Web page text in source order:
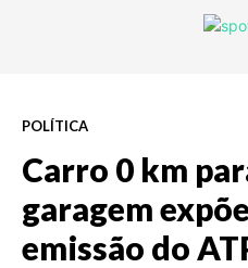
POLÍTICA
Carro 0 km
garagem
emissão do